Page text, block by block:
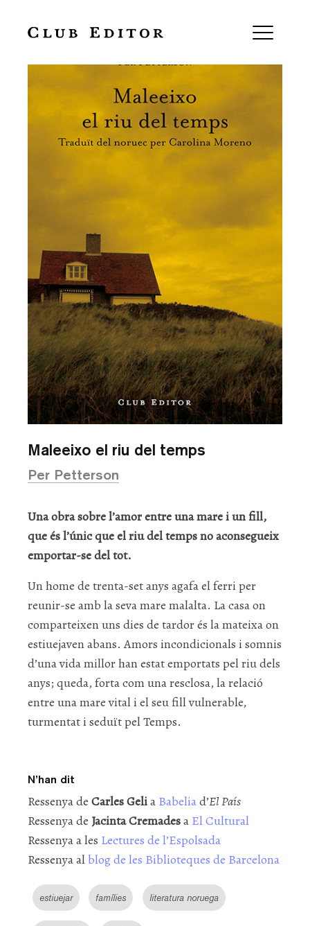
Maleeixo el riu del temps
Per Petterson
Una obra sobre l’amor entre una mare i un fill,
que és l’únic que el riu del temps no aconsegueix
emportar-se del tot.
Un home de trenta-set anys agafa el ferri per
reunir-se amb la seva mare malalta. La casa on
comparteixen uns dies de tardor és la mateixa on
estiuejaven abans. Amors incondicionals i somnis
d’una vida millor han estat emportats pel riu dels
anys; queda, forta com una resclosa, la relació
entre una mare vital i el seu fill vulnerable,
turmentat i seduït pel Temps.
N’han dit
Ressenya de Carles Gelia Babeliad’El País
Ressenya de Jacinta Cremadesa El Cultural
Ressenya a les Lectures de l’Espolsada
Ressenya alblog de les Biblioteques de Barcelona
estiuejar famílies literatura noruega